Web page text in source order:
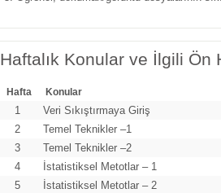
Haftalık Konular ve İlgili Ön
Hafta Konular
1 Veri Sıkıştırmaya Giriş
2
Temel Teknikler –1
3
Temel Teknikler –2
4
İstatistiksel Metotlar – 1
5
İstatistiksel Metotlar – 2